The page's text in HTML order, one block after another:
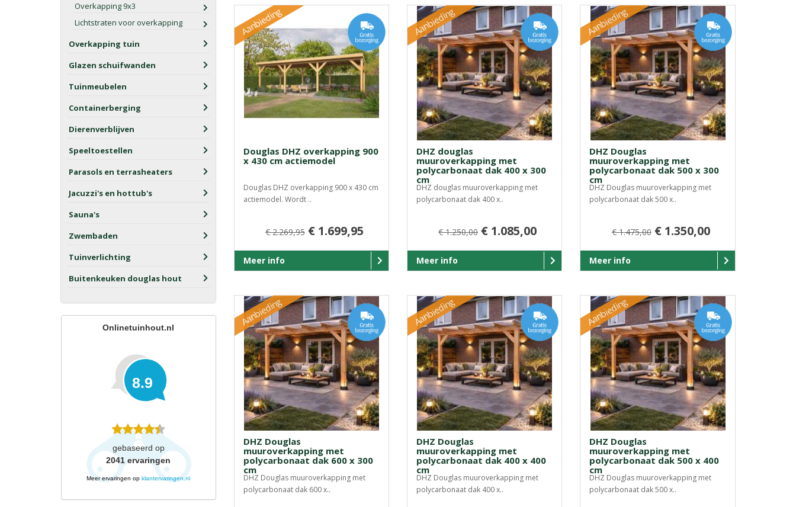
Overkapping 9x3
Lichtstraten voor overkapping
Overkapping tuin
Glazen schuifwanden
Tuinmeubelen
Containerberging
Dierenverblijven
Speeltoestellen
Parasols en terrasheaters
Jacuzzi's en hottub's
Sauna's
Zwembaden
Tuinverlichting
Buitenkeuken douglas hout
Onlinetuinhout.nl
8.9
gebaseerd op
2041 ervaringen
Meer ervaringen opklantervaringen.nl
Aanbieding
Douglas DHZ overkapping 900
x 430 cm actiemodel
Douglas DHZ overkapping 900 x 430 cm
actiemodel. Wordt ..
€ 2.269,95 € 1.699,95
Meer info
Aanbieding
DHZ douglas
muuroverkapping met
polycarbonaat dak 400 x 300
cm
DHZ douglas muuroverkapping met
polycarbonaat dak 400 x..
€ 1.250,00 € 1.085,00
Meer info
Aanbieding
DHZ Douglas
muuroverkapping met
polycarbonaat dak 500 x 300
cm
DHZ Douglas muuroverkapping met
polycarbonaat dak 500 x..
€ 1.475,00 € 1.350,00
Meer info
Aanbieding
DHZ Douglas
muuroverkapping met
polycarbonaat dak 600 x 300
cm
DHZ Douglas muuroverkapping met
polycarbonaat dak 600 x..
Aanbieding
DHZ Douglas
muuroverkapping met
polycarbonaat dak 400 x 400
cm
DHZ Douglas muuroverkapping met
polycarbonaat dak 400 x..
Aanbieding
DHZ Douglas
muuroverkapping met
polycarbonaat dak 500 x 400
cm
DHZ Douglas muuroverkapping met
polycarbonaat dak 500 x..